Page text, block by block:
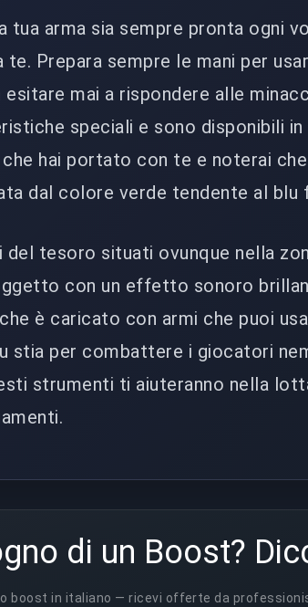
tua arma sia sempre pronta ogni
te. Prepara sempre le mani per
esitare mai a rispondere alle
speciali e sono disponibili
hai portato con te e noterai
dal colore verde tendente al blu
del tesoro situati ovunque nella
con un effetto sonoro
è caricato con armi che puoi
stia per combattere i giocatori
strumenti ti aiuteranno nella
di un Boost?
boost in italiano — ricevi offerte da